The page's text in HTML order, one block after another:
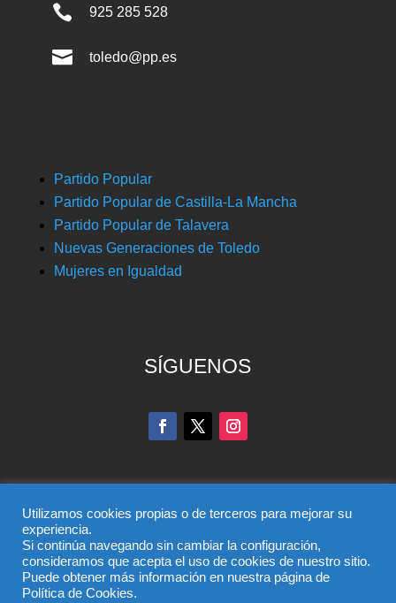
 925 285 528
 toledo@pp.es
Partido Popular
Partido Popular de Castilla-La Mancha
Partido Popular de Talavera
Nuevas Generaciones de Toledo
Mujeres en Igualdad
SÍGUENOS
© Partido Popular de Toledo – C/ Colombia, 6, 45004,
Toledo, Teléfono 925 285 528
Utilizamos cookies propias o de terceros para mejorar su
experiencia.
Si continúa navegando sin cambiar la configuración,
consideramos que acepta el uso de cookies de nuestro sitio.
Puede obtener más información en nuestra página de
Política de Cookies.